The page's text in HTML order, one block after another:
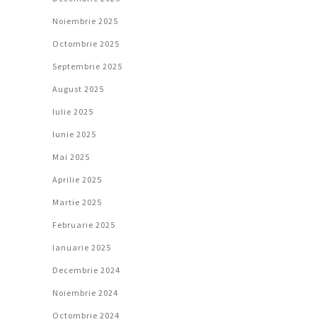
Noiembrie 2025
Octombrie 2025
Septembrie 2025
August 2025
Iulie 2025
Iunie 2025
Mai 2025
Aprilie 2025
Martie 2025
Februarie 2025
Ianuarie 2025
Decembrie 2024
Noiembrie 2024
Octombrie 2024